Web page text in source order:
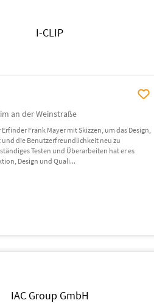
I-CLIP
an der Weinstraße
Frank Mayer mit Skizzen, um das Design,
die Benutzerfreundlichkeit neu zu
Testen und Überarbeiten hat er es
Design und Quali...
IAC Group GmbH